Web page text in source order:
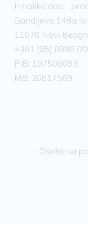
Inhalika doo -
Gandijeva 148a,
11070 Novi
+381 (65) 8998
PIB: 107508093
MB: 20817569
Osobe sa